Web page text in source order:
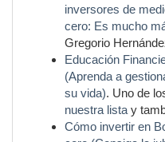
inversores de
cero: Es mucho
Gregorio
Educación
(Aprenda a
su vida). Uno de
nuestra lista y
Cómo invertir en